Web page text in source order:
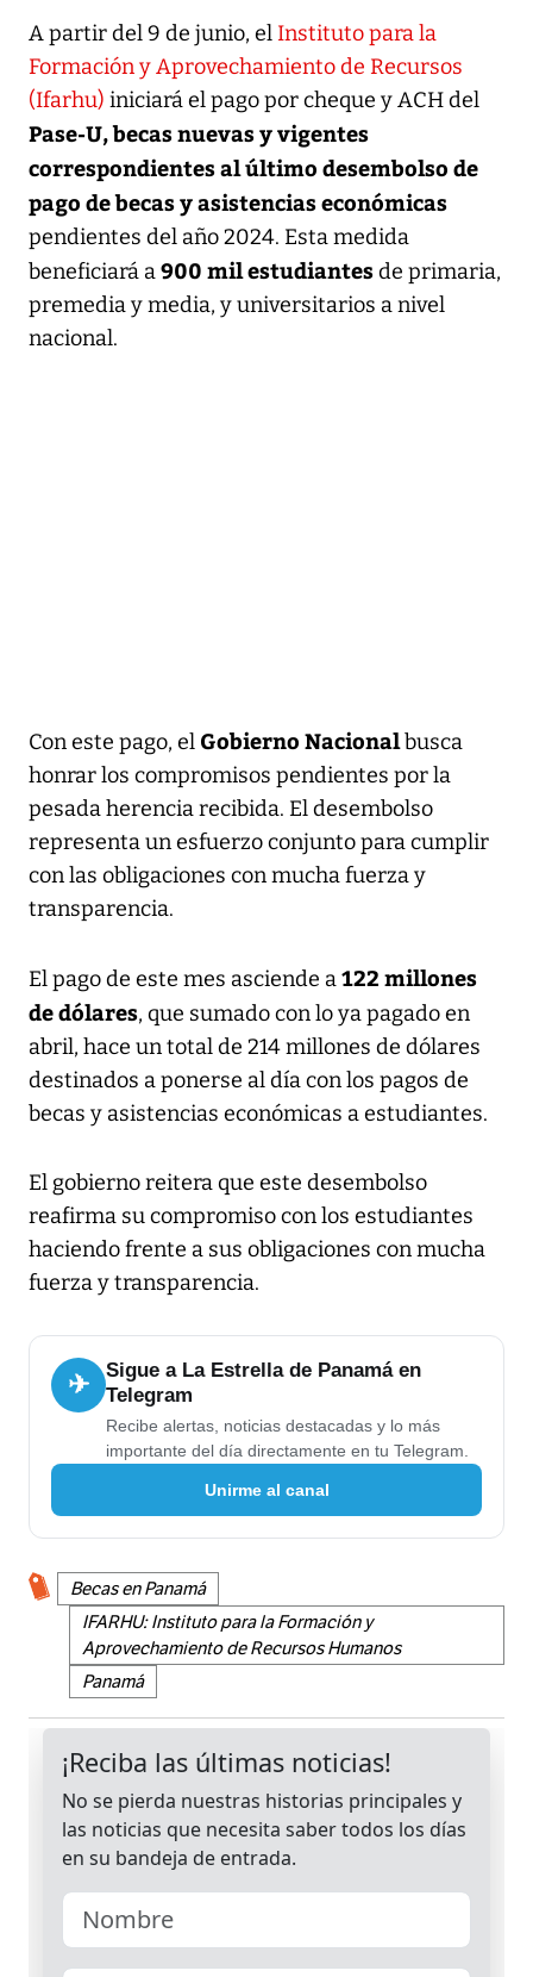
A partir del 9 de junio, elInstituto para la
Formación y Aprovechamiento de Recursos
(Ifarhu) iniciará el pago por cheque y ACH del
Pase-U, becas nuevas y vigentes
correspondientes al último desembolso de
pago de becas y asistencias económicas
pendientes del año 2024. Esta medida
beneficiará a900 mil estudiantesde primaria,
premedia y media, y universitarios a nivel
nacional.
Con este pago, el Gobierno Nacionalbusca
honrar los compromisos pendientes por la
pesada herencia recibida. El desembolso
representa un esfuerzo conjunto para cumplir
con las obligaciones con mucha fuerza y
transparencia.
El pago de este mes asciende a122 millones
de dólares, que sumado con lo ya pagado en
abril, hace un total de 214 millones de dólares
destinados a ponerse al día con los pagos de
becas y asistencias económicas a estudiantes.
El gobierno reitera que este desembolso
reafirma su compromiso con los estudiantes
haciendo frente a sus obligaciones con mucha
fuerza y transparencia.
✈
Sigue a La Estrella de Panamá en
Telegram
Recibe alertas, noticias destacadas y lo más
importante del día directamente en tu Telegram.
Unirme al canal
Becas en Panamá
IFARHU: Instituto para la Formación y
Aprovechamiento de Recursos Humanos
Panamá